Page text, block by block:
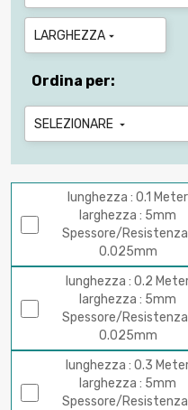
LARGHEZZA 
Ordina per:
SELEZIONARE 
lunghezza : 0.1 Meter
larghezza : 5mm
Spessore/Resistenza
0.025mm
lunghezza : 0.2
larghezza : 5mm
Spessore/Resistenza
0.025mm
lunghezza : 0.3
larghezza : 5mm
Spessore/Resistenza